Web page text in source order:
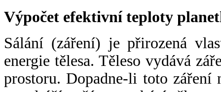
Výpočet efektivní teploty
Sálání (záření) je přirozená
energie tělesa. Těleso vydává
prostoru. Dopadne-li toto záření